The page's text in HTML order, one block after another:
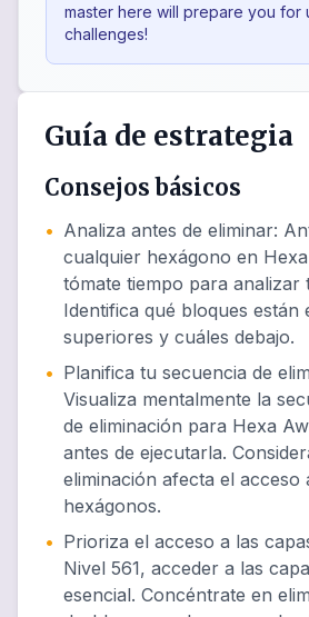
master here will prepare you for
challenges!
Guía de estrategia
Consejos básicos
• Analiza antes de eliminar:
cualquier hexágono en
tómate tiempo para analizar
Identifica qué bloques están
superiores y cuáles debajo.
• Planifica tu secuencia de
Visualiza mentalmente la
de eliminación para Hexa
antes de ejecutarla.
eliminación afecta el acceso
hexágonos.
• Prioriza el acceso a las
Nivel 561, acceder a las
esencial. Concéntrate en